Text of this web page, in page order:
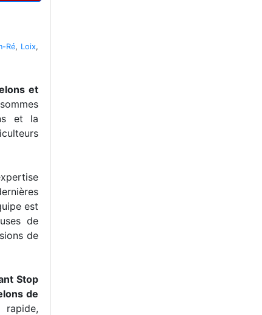
Ré, Loix,
et
et la
est
de
de
Stop
de